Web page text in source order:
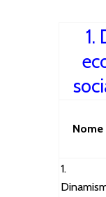
1.
Nome
1.